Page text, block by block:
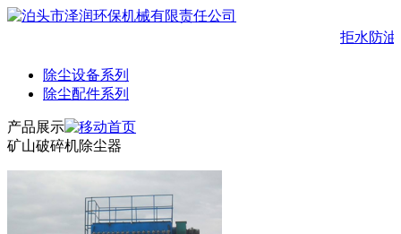
拒水防油
除尘设备系列
除尘配件系列
产品展示
矿山破碎机除尘器